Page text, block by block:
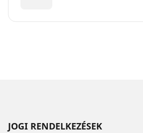
JOGI RENDELKEZÉSEK